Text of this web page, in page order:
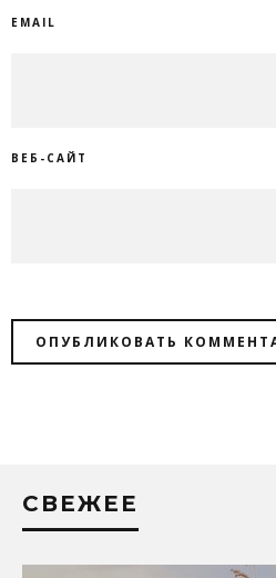
EMAIL
ВЕБ-САЙТ
СВЕЖЕЕ